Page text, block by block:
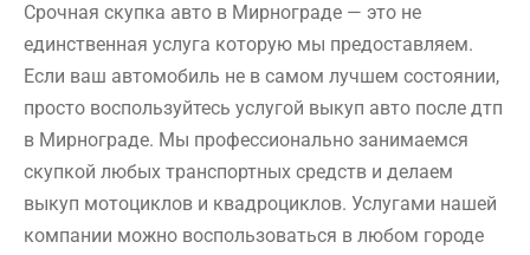
Срочная скупка авто в Мирнограде — это не
единственная услуга которую мы предоставляем.
Если ваш автомобиль не в самом лучшем состоянии,
просто воспользуйтесь услугой выкуп авто после дтп
в Мирнограде. Мы профессионально занимаемся
скупкой любых транспортных средств и делаем
выкуп мотоциклов и квадроциклов. Услугами нашей
компании можно воспользоваться в любом городе